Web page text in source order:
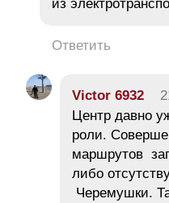
из
Ответить
Victor 6932
Центр давно
роли.
маршрутов
либо
Черемушки.